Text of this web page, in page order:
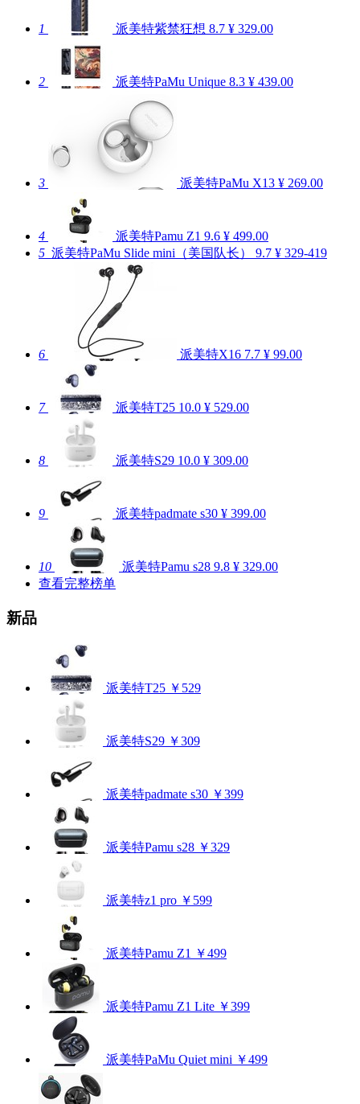
1 派美特紫禁狂想 8.7 ¥ 329.00
2 派美特PaMu Unique 8.3 ¥ 439.00
3 派美特PaMu X13 ¥ 269.00
4 派美特Pamu Z1 9.6 ¥ 499.00
5 派美特PaMu Slide mini（美国队长） 9.7 ¥ 329-419
6 派美特X16 7.7 ¥ 99.00
7 派美特T25 10.0 ¥ 529.00
8 派美特S29 10.0 ¥ 309.00
9 派美特padmate s30 ¥ 399.00
10 派美特Pamu s28 9.8 ¥ 329.00
查看完整榜单
新品
派美特T25 ￥529
派美特S29 ￥309
派美特padmate s30 ￥399
派美特Pamu s28 ￥329
派美特z1 pro ￥599
派美特Pamu Z1 ￥499
派美特Pamu Z1 Lite ￥399
派美特PaMu Quiet mini ￥499